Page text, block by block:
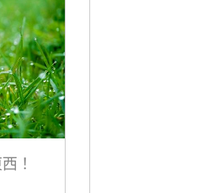
！